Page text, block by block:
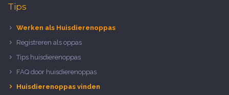
Tips
Werken als Huisdierenoppas
Registreren als oppas
Tips huisdierenoppas
FAQ door huisdierenoppas
Huisdierenoppas vinden